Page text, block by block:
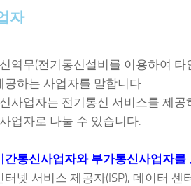
자
역무(전기통신설비를 이용하여
공하는 사업자를 말합니다.
사업자는 전기통신 서비스를 제
업자로 나눌 수 있습니다.
간통신사업자와 부가통신사업자를
터넷 서비스 제공자(ISP), 데이터